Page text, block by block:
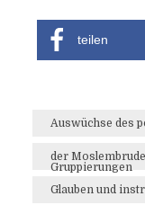
teilen
Auswüchse des
der
Gruppierungen
Glauben und